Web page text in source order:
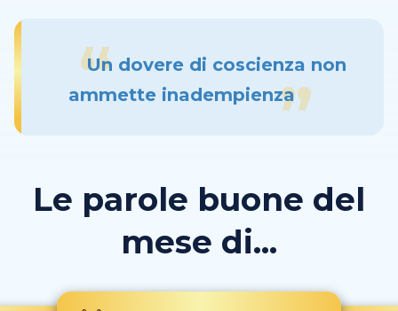
Un dovere di coscienza non
ammette inadempienza
Le parole buone del
mese di...